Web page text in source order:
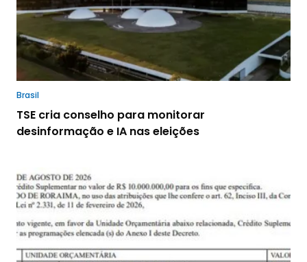
Brasil
TSE cria conselho para monitorar
desinformação e IA nas eleições